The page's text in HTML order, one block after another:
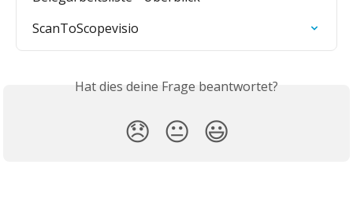
ScanToScopevisio
Hat dies deine Frage beantwortet?
😞 😐 😃